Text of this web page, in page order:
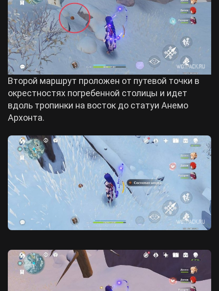
Второй маршрут проложен от путевой точки в
окрестностях погребенной столицы и идет
вдоль тропинки на восток до статуи Анемо
Архонта.